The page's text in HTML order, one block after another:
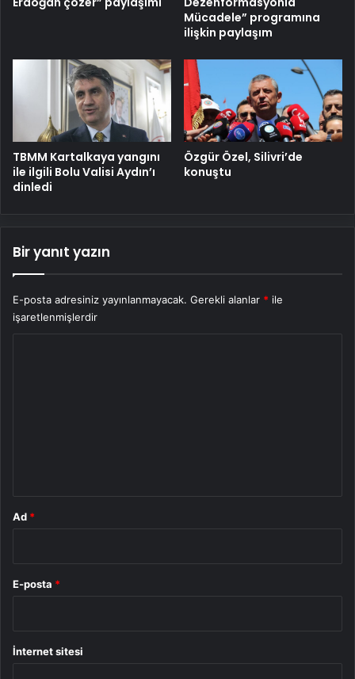
Mücadele” programına
ilişkin paylaşım
TBMM Kartalkaya yangını
ile ilgili Bolu Valisi Aydın’ı
dinledi
Özgür Özel, Silivri’de
konuştu
Bir yanıt yazın
E-posta adresiniz yayınlanmayacak. Gerekli alanlar * ile
işaretlenmişlerdir
Ad *
E-posta *
İnternet sitesi